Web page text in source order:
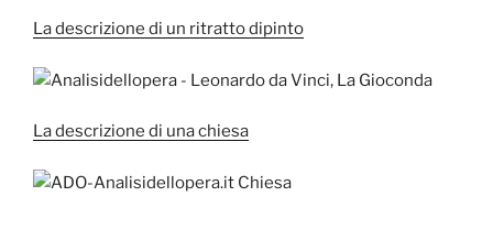
La descrizione di un ritratto dipinto
La descrizione di una chiesa